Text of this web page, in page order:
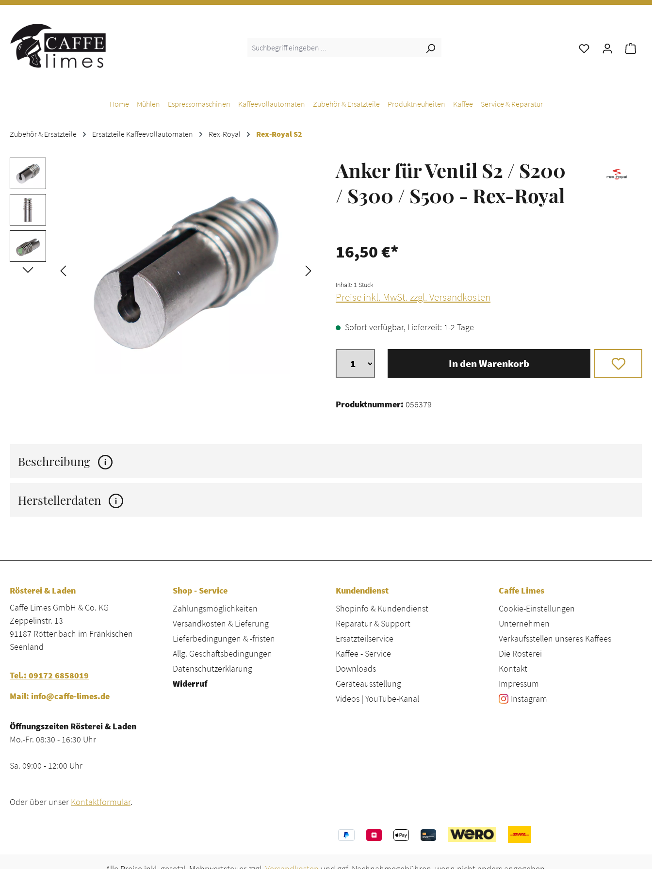
Home Mühlen Espressomaschinen Kaffeevollautomaten Zubehör & Ersatzteile Produktneuheiten Kaffee Service & Reparatur
Zubehör & Ersatzteile Ersatzteile Kaffeevollautomaten Rex-Royal Rex-Royal S2
Bildergalerie überspringen
Anker für Ventil S2 / S200
/ S300 / S500 - Rex-Royal
16,50 €*
Inhalt: 1 Stück
Preise inkl. MwSt. zzgl. Versandkosten
Sofort verfügbar, Lieferzeit: 1-2 Tage
In den Warenkorb
Produktnummer: 056379
Beschreibung
Herstellerdaten
Rösterei & Laden
Caffe Limes GmbH & Co. KG
Zeppelinstr. 13
91187 Röttenbach im Fränkischen
Seenland
Tel.: 09172 6858019
Mail: info@caffe-limes.de
Öffnungszeiten Rösterei & Laden
Mo.-Fr. 08:30 - 16:30 Uhr
Sa. 09:00 - 12:00 Uhr
Oder über unser Kontaktformular.
Shop - Service
Zahlungsmöglichkeiten
Versandkosten & Lieferung
Lieferbedingungen & -fristen
Allg. Geschäftsbedingungen
Datenschutzerklärung
Widerruf
Kundendienst
Shopinfo & Kundendienst
Reparatur & Support
Ersatzteilservice
Kaffee - Service
Downloads
Geräteausstellung
Videos | YouTube-Kanal
Caffe Limes
Cookie-Einstellungen
Unternehmen
Verkaufsstellen unseres Kaffees
Die Rösterei
Kontakt
Impressum
Instagram